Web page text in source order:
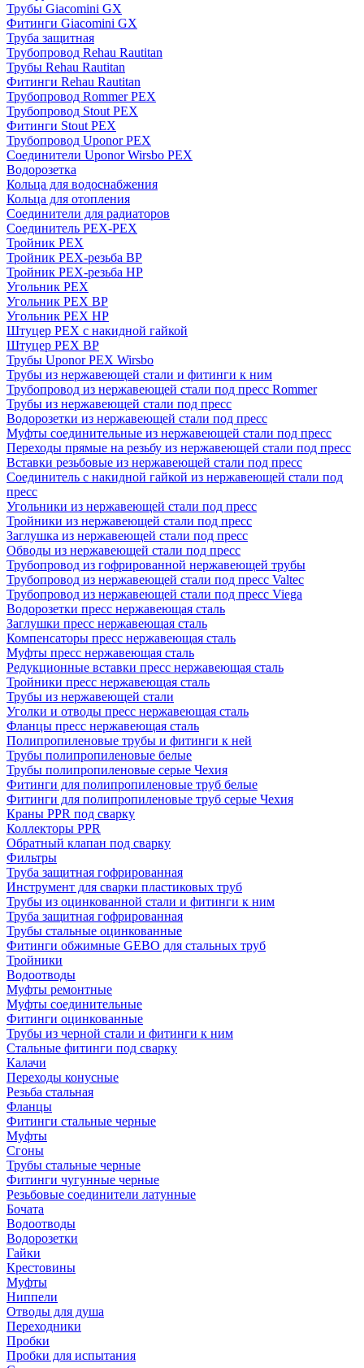
Трубы Giacomini GX
Фитинги Giacomini GX
Труба защитная
Трубопровод Rehau Rautitan
Трубы Rehau Rautitan
Фитинги Rehau Rautitan
Трубопровод Rommer PEX
Трубопровод Stout PEX
Фитинги Stout PEX
Трубопровод Uponor PEX
Соединители Uponor Wirsbo PEX
Водорозетка
Кольца для водоснабжения
Кольца для отопления
Соединители для радиаторов
Соединитель PEX-PEX
Тройник PEX
Тройник PEX-резьба ВР
Тройник PEX-резьба НР
Угольник PEX
Угольник PEX ВР
Угольник PEX НР
Штуцер PEX c накидной гайкой
Штуцер PEX ВР
Трубы Uponor PEX Wirsbo
Трубы из нержавеющей стали и фитинги к ним
Трубопровод из нержавеющей стали под пресс Rommer
Трубы из нержавеющей стали под пресс
Водорозетки из нержавеющей стали под пресс
Муфты соединительные из нержавеющей стали под пресс
Переходы прямые на резьбу из нержавеющей стали под пресс
Вставки резьбовые из нержавеющей стали под пресс
Соединитель с накидной гайкой из нержавеющей стали под
пресс
Угольники из нержавеющей стали под пресс
Тройники из нержавеющей стали под пресс
Заглушка из нержавеющей стали под пресс
Обводы из нержавеющей стали под пресс
Трубопровод из гофрированной нержавеющей трубы
Трубопровод из нержавеющей стали под пресс Valtec
Трубопровод из нержавеющей стали под пресс Viega
Водорозетки пресс нержавеющая сталь
Заглушки пресс нержавеющая сталь
Компенсаторы пресс нержавеющая сталь
Муфты пресс нержавеющая сталь
Редукционные вставки пресс нержавеющая сталь
Тройники пресс нержавеющая сталь
Трубы из нержавеющей стали
Уголки и отводы пресс нержавеющая сталь
Фланцы пресс нержавеющая сталь
Полипропиленовые трубы и фитинги к ней
Трубы полипропиленовые белые
Трубы полипропиленовые серые Чехия
Фитинги для полипропиленовые труб белые
Фитинги для полипропиленовые труб серые Чехия
Краны PPR под сварку
Коллекторы PPR
Обратный клапан под сварку
Фильтры
Труба защитная гофрированная
Инструмент для сварки пластиковых труб
Трубы из оцинкованной стали и фитинги к ним
Труба защитная гофрированная
Трубы стальные оцинкованные
Фитинги обжимные GEBO для стальных труб
Тройники
Водоотводы
Муфты ремонтные
Муфты соединительные
Фитинги оцинкованные
Трубы из черной стали и фитинги к ним
Стальные фитинги под сварку
Калачи
Переходы конусные
Резьба стальная
Фланцы
Фитинги стальные черные
Муфты
Сгоны
Трубы стальные черные
Фитинги чугунные черные
Резьбовые соединители латунные
Бочата
Водоотводы
Водорозетки
Гайки
Крестовины
Муфты
Ниппели
Отводы для душа
Переходники
Пробки
Пробки для испытания